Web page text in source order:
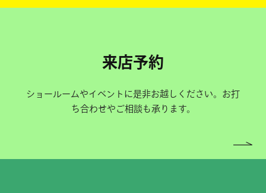
来店予約
ショールームやイベントに是非お越しください。お打
ち合わせやご相談も承ります。